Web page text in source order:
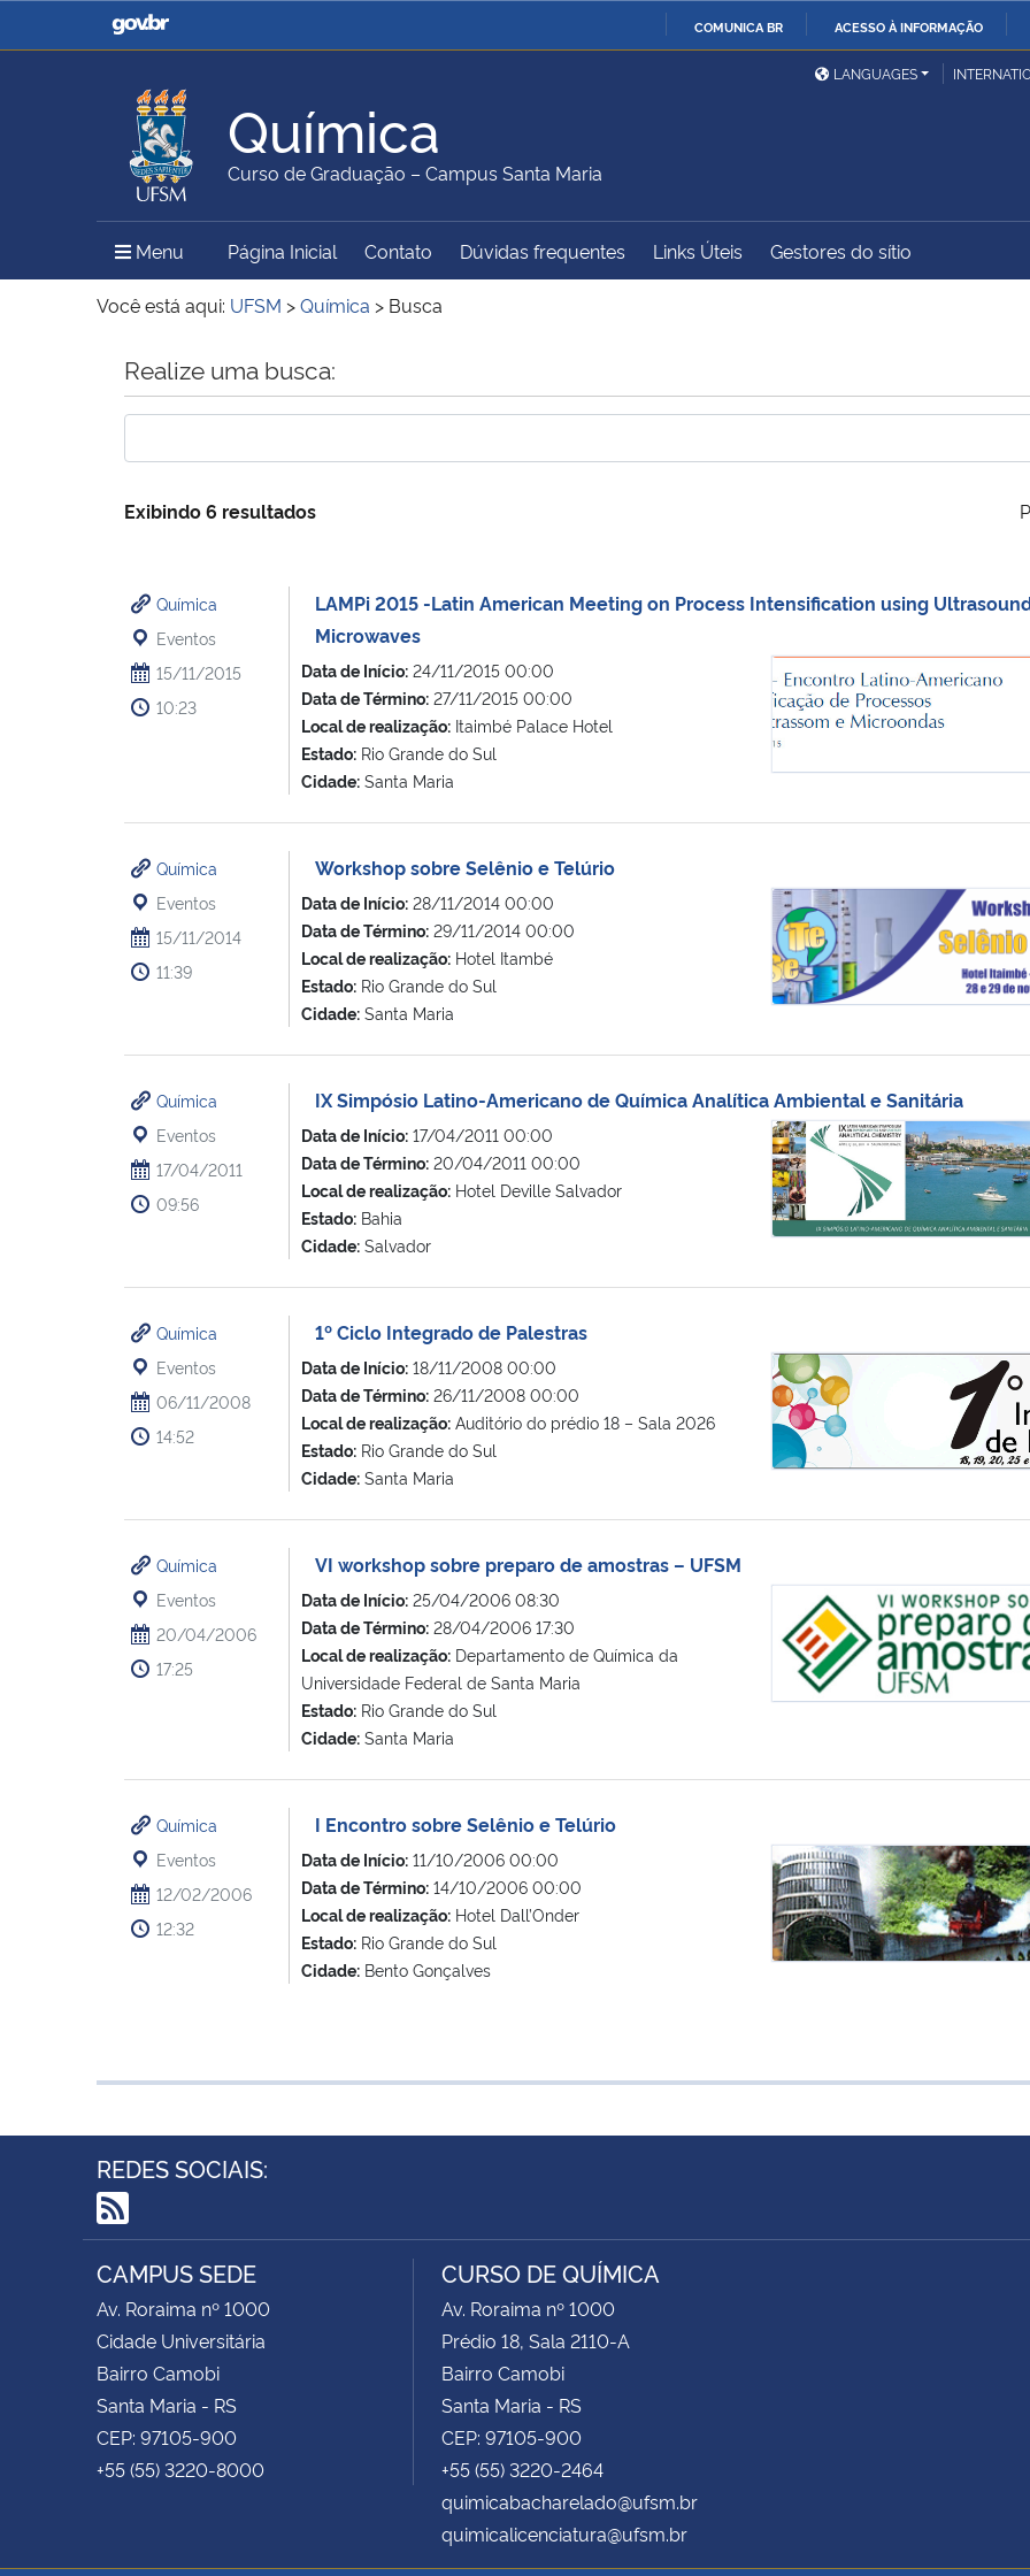
COMUNICA BR ACESSO À INFORMAÇÃO
Casa Civil
Ministério da Justiça e
Ministério da Defesa
Ministério das Relações
Exteriores
Ministério da Agricultura,
Pecuária e Abastecimento
Ministério da Educação
Ministério do Meio Ambiente Ministério do Turismo
Ministério do
Controladoria-Geral da
LANGUAGES
Química
Curso de Graduação – Campus Santa Maria
Menu Menu Principal do Sítio
Página Inicial Contato Dúvidas frequentes Links Úteis Gestores do sítio
Você está aqui: UFSM >Química > Busca
Início do conteúdo
Realize uma busca:
Exibindo 6 resultados
Química
Eventos
15/11/2015
10:23
LAMPi 2015 -Latin American Meeting on Process Intensification using
Microwaves
Data de Início:24/11/2015 00:00
Data de Término:27/11/2015 00:00
Local de realização:Itaimbé Palace Hotel
Estado:Rio Grande do Sul
Cidade:Santa Maria
LAMPi 2015 -Latin American
Química
Eventos
15/11/2014
11:39
Workshop sobre Selênio e Telúrio
Data de Início:28/11/2014 00:00
Data de Término:29/11/2014 00:00
Local de realização:Hotel Itambé
Estado:Rio Grande do Sul
Cidade:Santa Maria
Workshop sobre Selênio e Telúrio
Química
Eventos
17/04/2011
09:56
IX Simpósio Latino-Americano de Química Analítica Ambiental e Sanitária
Data de Início:17/04/2011 00:00
Data de Término:20/04/2011 00:00
Local de realização:Hotel Deville Salvador
Estado:Bahia
Cidade:Salvador
IX Simpósio Latino-Americano de
Química
Eventos
06/11/2008
14:52
1º Ciclo Integrado de Palestras
Data de Início:18/11/2008 00:00
Data de Término:26/11/2008 00:00
Local de realização:Auditório do prédio 18 – Sala 2026
Estado:Rio Grande do Sul
Cidade:Santa Maria
1º Ciclo Integrado de Palestras
Química
Eventos
20/04/2006
17:25
VI workshop sobre preparo de amostras – UFSM
Data de Início:25/04/2006 08:30
Data de Término:28/04/2006 17:30
Local de realização:Departamento de Química da
Universidade Federal de Santa Maria
Estado:Rio Grande do Sul
Cidade:Santa Maria
VI workshop sobre preparo de
Química
Eventos
12/02/2006
12:32
I Encontro sobre Selênio e Telúrio
Data de Início:11/10/2006 00:00
Data de Término:14/10/2006 00:00
Local de realização:Hotel Dall’Onder
Estado:Rio Grande do Sul
Cidade:Bento Gonçalves
I Encontro sobre Selênio e Telúrio
REDES SOCIAIS:
RSS
CAMPUS SEDE
Av. Roraima nº 1000
Cidade Universitária
Bairro Camobi
Santa Maria - RS
CEP: 97105-900
+55 (55) 3220-8000
CURSO DE QUÍMICA
Av. Roraima nº 1000
Prédio 18, Sala 2110-A
Bairro Camobi
Santa Maria - RS
CEP: 97105-900
+55 (55) 3220-2464
quimicabacharelado@ufsm.br
quimicalicenciatura@ufsm.br